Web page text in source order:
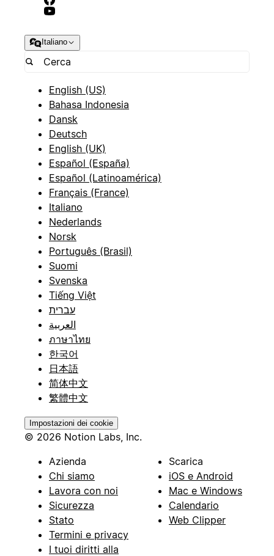
Italiano
English (US)
Bahasa Indonesia
Dansk
Deutsch
English (UK)
Español (España)
Español (Latinoamérica)
Français (France)
Italiano
Nederlands
Norsk
Português (Brasil)
Suomi
Svenska
Tiếng Việt
עברית
العربية
ภาษาไทย
한국어
日本語
简体中文
繁體中文
Impostazioni dei cookie
© 2026 Notion Labs, Inc.
Azienda
Chi siamo
Lavora con noi
Sicurezza
Stato
Termini e privacy
I tuoi diritti alla
Scarica
iOS e Android
Mac e Windows
Calendario
Web Clipper